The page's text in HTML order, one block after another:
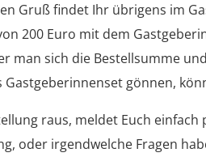
Gruß findet Ihr übrigens im
200 Euro mit dem
man sich die Bestellsumme
gönnen,
raus, meldet Euch einfach
oder irgendwelche Fragen